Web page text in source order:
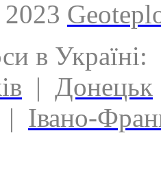
в Україні:
| Донецьк
| Івано-